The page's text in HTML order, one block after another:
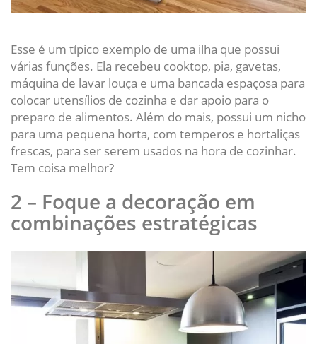
Esse é um típico exemplo de uma ilha que possui
várias funções. Ela recebeu cooktop, pia, gavetas,
máquina de lavar louça e uma bancada espaçosa para
colocar utensílios de cozinha e dar apoio para o
preparo de alimentos. Além do mais, possui um nicho
para uma pequena horta, com temperos e hortaliças
frescas, para ser serem usados na hora de cozinhar.
Tem coisa melhor?
2 – Foque a decoração em
combinações estratégicas